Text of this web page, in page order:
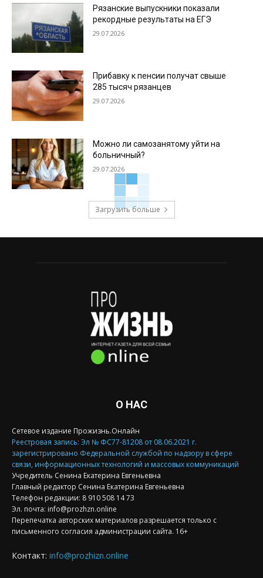
Рязанские выпускники показали
рекордные результаты на ЕГЭ
29.07.2026
Прибавку к пенсии получат свыше
285 тысяч рязанцев
29.07.2026
Можно ли самозанятому уйти на
больничный?
29.07.2026
Загрузить больше
О НАС
Сетевое издание Прожизнь.Онлайн
Реестровая запись: Эл № ФС77-81208 от 08.06.2021 г.
зарегистрировано Федеральной службой по надзору в сфере
связи, информационных технологий и массовых коммуникаций
Учредитель Сенина Екатерина Евгеньевна
Главный редактор Сенина Екатерина Евгеньевна
Телефон редакции: 8 910 508 14 73
Эл. почта: info@prozhzn.online
Перепечатка авторских материалов разрешается только с
письменного согласия администрации сайта. 16+
Контакт: info@prozhizn.online